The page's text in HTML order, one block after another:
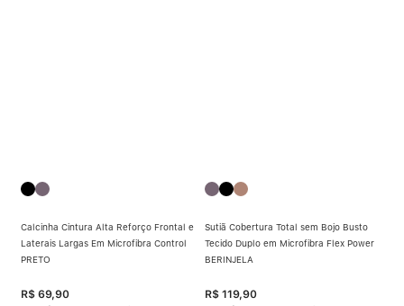
Calcinha Cintura Alta Reforço Frontal e
Laterais Largas Em Microfibra Control
PRETO
R$ 69,90
Sutiã Cobertura Total sem Bojo Busto
Tecido Duplo em Microfibra Flex Power
BERINJELA
R$ 119,90